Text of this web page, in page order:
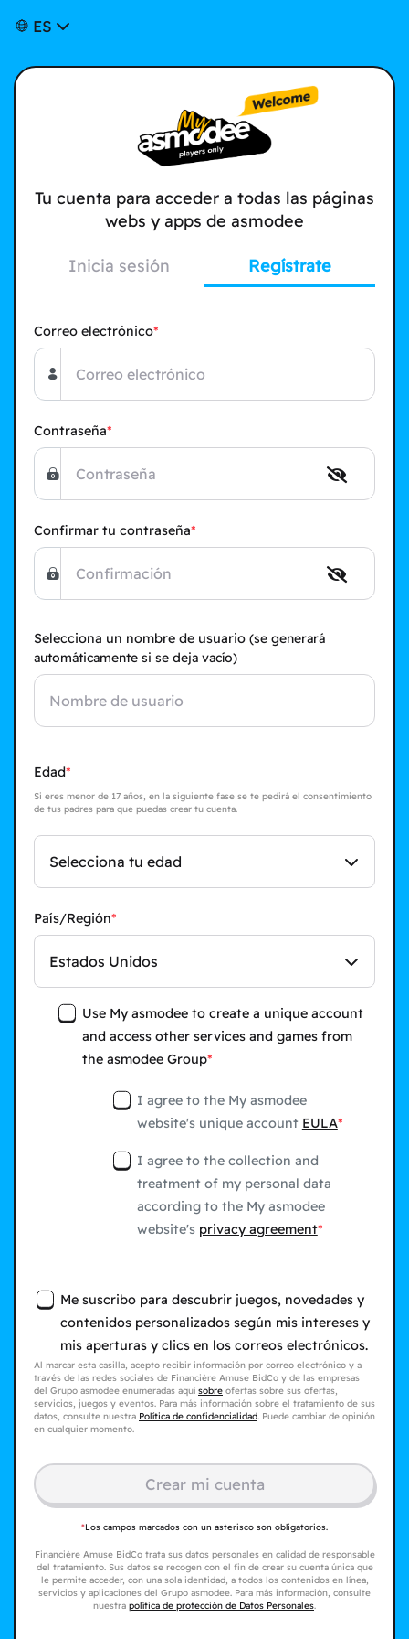
ES
Tu cuenta para acceder a todas las páginas
webs y apps de asmodee
Inicia sesión Regístrate
Correo electrónico
Contraseña
Confirmar tu contraseña
Selecciona un nombre de usuario (se generará
automáticamente si se deja vacío)
Edad
Si eres menor de 17 años, en la siguiente fase se te pedirá el consentimiento
de tus padres para que puedas crear tu cuenta.
Selecciona tu edad
País/Región
Estados Unidos
Use My asmodee to create a unique account
and access other services and games from
the asmodee Group
I agree to the My asmodee
website's unique account EULA
I agree to the collection and
treatment of my personal data
according to the My asmodee
website's privacy agreement
Me suscribo para descubrir juegos, novedades y
contenidos personalizados según mis intereses y
mis aperturas y clics en los correos electrónicos.
Al marcar esta casilla, acepto recibir información por correo electrónico y a
través de las redes sociales de Financière Amuse BidCo y de las empresas
del Grupo asmodee enumeradas aquí sobre ofertas sobre sus ofertas,
servicios, juegos y eventos. Para más información sobre el tratamiento de sus
datos, consulte nuestra Política de confidencialidad. Puede cambiar de opinión
en cualquier momento.
Crear mi cuenta
*Los campos marcados con un asterisco son obligatorios.
Financière Amuse BidCo trata sus datos personales en calidad de responsable
del tratamiento. Sus datos se recogen con el fin de crear su cuenta única que
le permite acceder, con una sola identidad, a todos los contenidos en línea,
servicios y aplicaciones del Grupo asmodee. Para más información, consulte
nuestra política de protección de Datos Personales.